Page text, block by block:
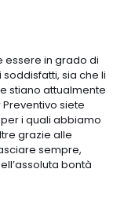
essere in grado di
sia che li
stiano attualmente
siete
i quali abbiamo
grazie alle
sempre,
bontà